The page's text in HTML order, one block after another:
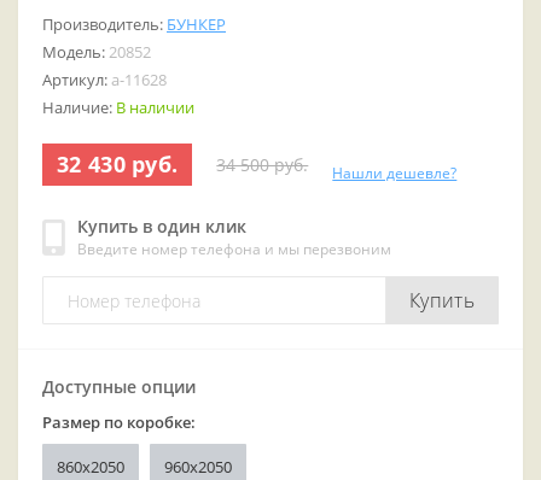
Производитель: БУНКЕР
Модель:20852
Артикул: a-11628
Наличие: В наличии
32 430 руб. 34 500 руб. Нашли дешевле?
Купить в один клик
Введите номер телефона и мы перезвоним
Купить
Доступные опции
Размер по коробке:
860x2050 960x2050